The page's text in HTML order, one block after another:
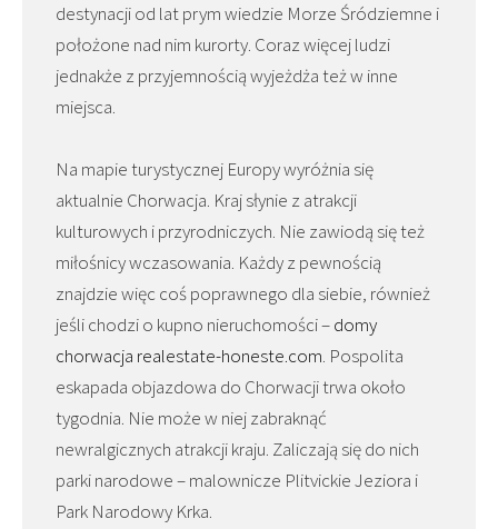
destynacji od lat prym wiedzie Morze Śródziemne i
położone nad nim kurorty. Coraz więcej ludzi
jednakże z przyjemnością wyjeżdża też w inne
miejsca.
Na mapie turystycznej Europy wyróżnia się
aktualnie Chorwacja. Kraj słynie z atrakcji
kulturowych i przyrodniczych. Nie zawiodą się też
miłośnicy wczasowania. Każdy z pewnością
znajdzie więc coś poprawnego dla siebie, również
jeśli chodzi o kupno nieruchomości –domy
chorwacja realestate-honeste.com. Pospolita
eskapada objazdowa do Chorwacji trwa około
tygodnia. Nie może w niej zabraknąć
newralgicznych atrakcji kraju. Zaliczają się do nich
parki narodowe – malownicze Plitvickie Jeziora i
Park Narodowy Krka.